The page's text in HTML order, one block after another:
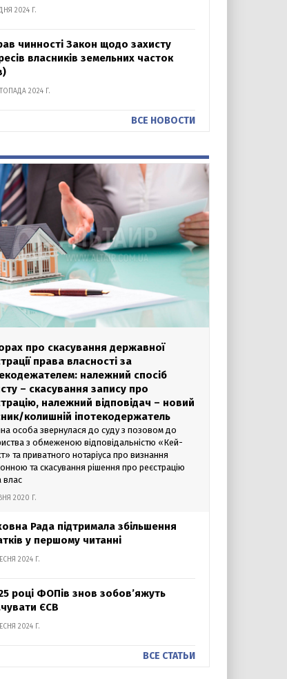
2024 Г.
чинності Закон щодо захисту
власників земельних часток
2024 Г.
ВСЕ НОВОСТИ
про скасування державної
права власності за
належний спосіб
– скасування запису про
належний відповідач – новий
колишній іпотекодержатель
особа звернулася до суду з позовом до
з обмеженою відповідальністю «Кей-
та приватного нотаріуса про визнання
та скасування рішення про реєстрацію
влас
2020 Г.
Рада підтримала збільшення
у першому читанні
2024 Г.
році ФОПів знов зобов’яжуть
ЄСВ
2024 Г.
ВСЕ СТАТЬИ